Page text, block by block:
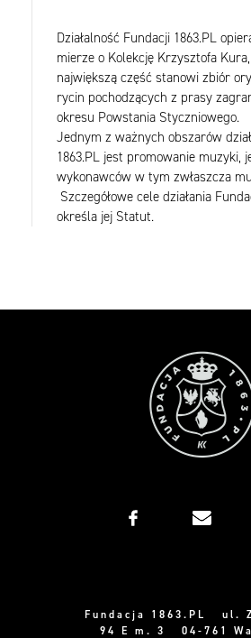
Działalność Fundacji 1863.PL
mierze o Kolekcję Krzysztofa
największą część stanowi zbiór
rycin pochodzących z prasy
okresu Powstania Styczniowego.
Jednym z ważnych obszarów
1863.PL jest promowanie muzyki,
wykonawców w tym zwłaszcza
Szczegółowe cele działania
określa jej Statut.
Fundacja 1863.PL ul.
94 E m. 3 04-761